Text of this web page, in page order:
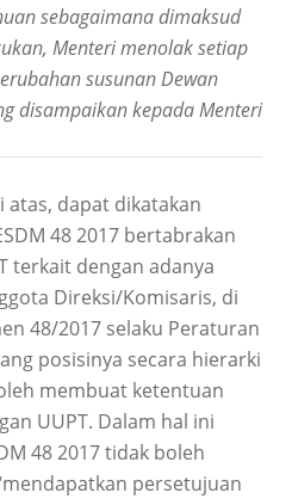
sebagaimana dimaksud
Menteri menolak setiap
susunan Dewan
disampaikan kepada Menteri
atas, dapat dikatakan
48 2017 bertabrakan
terkait dengan adanya
Direksi/Komisaris, di
48/2017 selaku Peraturan
posisinya secara hierarki
membuat ketentuan
UUPT. Dalam hal ini
48 2017 tidak boleh
persetujuan